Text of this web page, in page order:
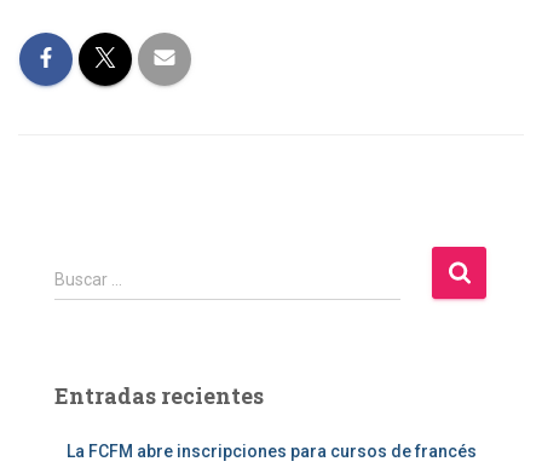
B
u
r
Buscar …
Entradas recientes
La FCFM abre inscripciones para cursos de francés